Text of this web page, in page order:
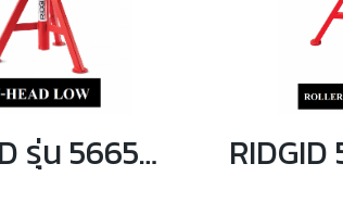
RIDGID รุ่น 56657 VJ-98 ขาตั้งท่อหัวทรง V ความสูง 20-38 นิ้ว